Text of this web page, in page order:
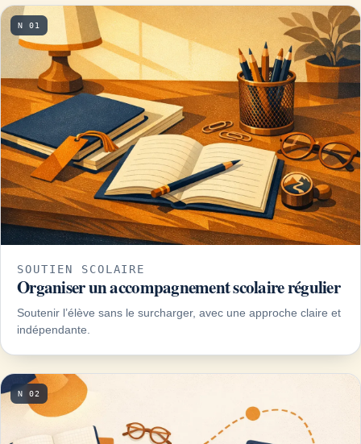
N 01
SOUTIEN SCOLAIRE
Organiser un accompagnement scolaire régulier
Soutenir l’élève sans le surcharger, avec une approche claire et
indépendante.
N 02